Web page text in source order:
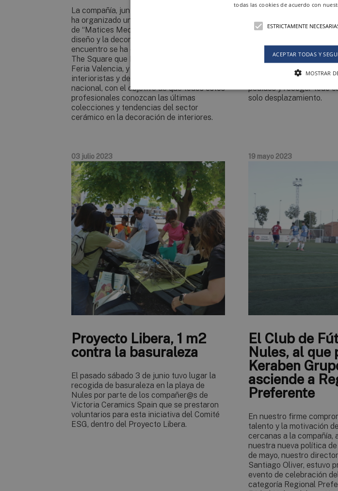
La compañía, junto con la revista Interiores,
ha organizado una jornada que bajo el título
de “Matices Mediterráneo” ha unido el
diseño y la decoración de interiores. El
encuentro se ha celebrado en el showroom
The Square que Keraben Grupo dispone en
Feria Valencia, y en él han participado
interioristas y decoradores del ámbito
nacional, con el objetivo de que todos estos
profesionales conozcan las últimas
colecciones y tendencias del sector
cerámico en la decoración de interiores.
En aras de mejora de la
compañía ha puesto en
Truckload, una solución
tener prioridad a la hora
los transportistas que
distintos clientes podrán
pedidos y recoger todo
solo desplazamiento.
03 julio 2023
Proyecto Libera, 1 m2
contra la basuraleza
El pasado sábado 3 de junio tuvo lugar la
recogida de basuraleza en la playa de
Nules por parte de los compañer@s de
Victoria Ceramics Spain que se prestaron
voluntarios para esta iniciativa del Comité
ESG, dentro del Proyecto Libera.
19 mayo 2023
El Club de
Nules, al que
Keraben
asciende a
Preferente
En nuestro firme
talento y la motivación
cercanas a la compañía,
nuestra nueva política de
de mayo, nuestro
Santiago Oliver, estuvo
evento de celebración
categoría Regional
todas las cookies de acuerdo con
ESTRICTAMENTE
ACEPTAR TODAS Y
MOSTRAR